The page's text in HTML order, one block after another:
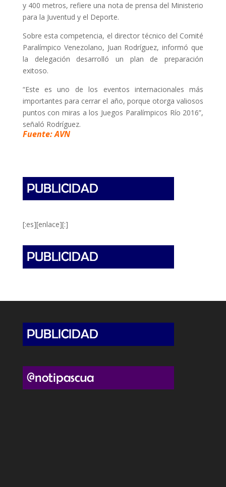
y 400 metros, refiere una nota de prensa del Ministerio
para la Juventud y el Deporte.
Sobre esta competencia, el director técnico del Comité
Paralímpico Venezolano, Juan Rodríguez, informó que
la delegación desarrolló un plan de preparación
exitoso.
“Este es uno de los eventos internacionales más
importantes para cerrar el año, porque otorga valiosos
puntos con miras a los Juegos Paralímpicos Río 2016”,
señaló Rodríguez.
Fuente: AVN
[:es][enlace][:]